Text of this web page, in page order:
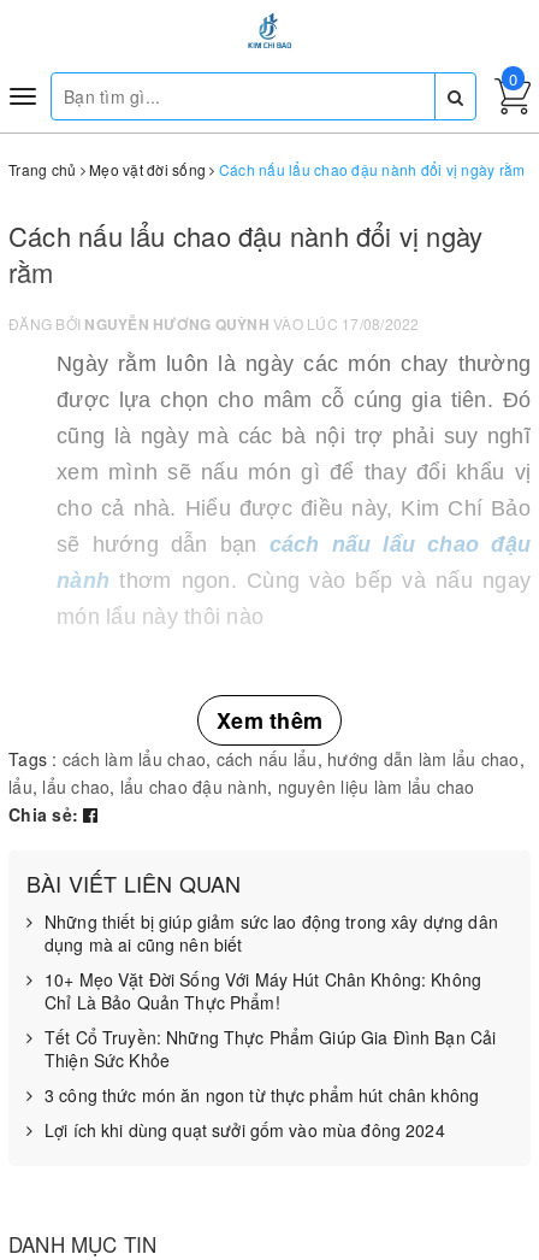
Toggle
navigation
0
Trang chủ Mẹo vặt đời sống Cách nấu lẩu chao đậu nành đổi vị ngày rằm
Cách nấu lẩu chao đậu nành đổi vị ngày
rằm
ĐĂNG BỞI NGUYỄN HƯƠNG QUỲNH VÀO LÚC 17/08/2022
Ngày rằm luôn là ngày các món chay thường
được lựa chọn cho mâm cỗ cúng gia tiên. Đó
cũng là ngày mà các bà nội trợ phải suy nghĩ
xem mình sẽ nấu món gì để thay đổi khẩu vị
cho cả nhà. Hiểu được điều này, Kim Chí Bảo
sẽ hướng dẫn bạn cách nấu lẩu chao đậu
nành thơm ngon. Cùng vào bếp và nấu ngay
món lẩu này thôi nào
Nguyên liệu làm Lẩu chao đậu nành chay
Tương đậu nành: 100 gr (tương hột)
Đậu hũ trắng: 100 gr
Đậu hũ trứng: 50 gr
Vỏ hoành thánh: 50 gr
Đậu xanh không vỏ: 50 gr
Xem thêm
Tags : cách làm lẩu chao, cách nấu lẩu, hướng dẫn làm lẩu chao,
lẩu, lẩu chao, lẩu chao đậu nành, nguyên liệu làm lẩu chao
Chia sẻ:
BÀI VIẾT LIÊN QUAN
Những thiết bị giúp giảm sức lao động trong xây dựng dân
dụng mà ai cũng nên biết
10+ Mẹo Vặt Đời Sống Với Máy Hút Chân Không: Không
Chỉ Là Bảo Quản Thực Phẩm!
Tết Cổ Truyền: Những Thực Phẩm Giúp Gia Đình Bạn Cải
Thiện Sức Khỏe
3 công thức món ăn ngon từ thực phẩm hút chân không
Lợi ích khi dùng quạt sưởi gốm vào mùa đông 2024
DANH MỤC TIN